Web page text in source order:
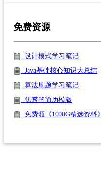
免费资源
设计模式学习笔记
Java基础核心知识大总结
算法刷题学习笔记
优秀的简历模版
免费领《1000G精选资料》